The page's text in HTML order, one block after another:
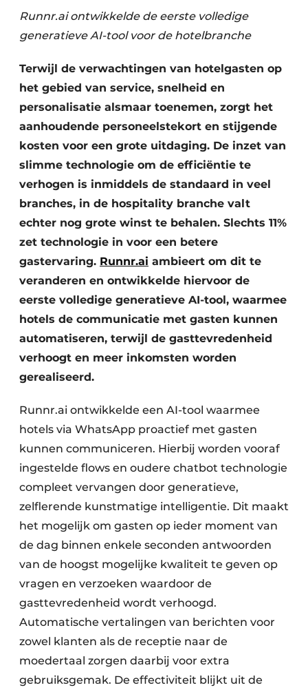
Runnr.ai ontwikkelde de eerste volledige
generatieve AI-tool voor de hotelbranche
Terwijl de verwachtingen van hotelgasten op
het gebied van service, snelheid en
personalisatie alsmaar toenemen, zorgt het
aanhoudende personeelstekort en stijgende
kosten voor een grote uitdaging. De inzet van
slimme technologie om de efficiëntie te
verhogen is inmiddels de standaard in veel
branches, in de hospitality branche valt
echter nog grote winst te behalen. Slechts 11%
zet technologie in voor een betere
gastervaring. Runnr.ai ambieert om dit te
veranderen en ontwikkelde hiervoor de
eerste volledige generatieve AI-tool, waarmee
hotels de communicatie met gasten kunnen
automatiseren, terwijl de gasttevredenheid
verhoogt en meer inkomsten worden
gerealiseerd.
Runnr.ai ontwikkelde een AI-tool waarmee
hotels via WhatsApp proactief met gasten
kunnen communiceren. Hierbij worden vooraf
ingestelde flows en oudere chatbot technologie
compleet vervangen door generatieve,
zelflerende kunstmatige intelligentie. Dit maakt
het mogelijk om gasten op ieder moment van
de dag binnen enkele seconden antwoorden
van de hoogst mogelijke kwaliteit te geven op
vragen en verzoeken waardoor de
gasttevredenheid wordt verhoogd.
Automatische vertalingen van berichten voor
zowel klanten als de receptie naar de
moedertaal zorgen daarbij voor extra
gebruiksgemak. De effectiviteit blijkt uit de